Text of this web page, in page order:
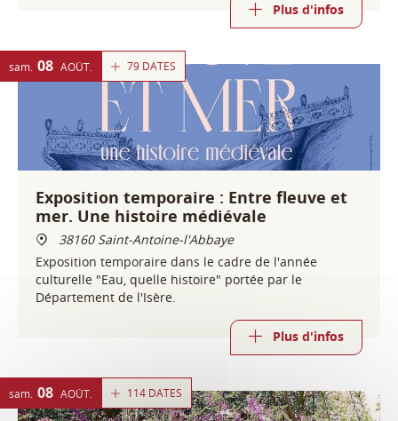
Plus d'infos
79 DATES
sam. 08 AOÛT
Exposition temporaire : Entre fleuve et
mer. Une histoire médiévale
38160 Saint-Antoine-l'Abbaye
Exposition temporaire dans le cadre de l'année
culturelle "Eau, quelle histoire" portée par le
Département de l'Isère.
Plus d'infos
114 DATES
sam. 08 AOÛT